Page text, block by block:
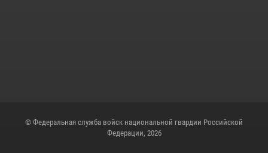
© Федеральная служба войск национальной гвардии Российской
Федерации, 2026